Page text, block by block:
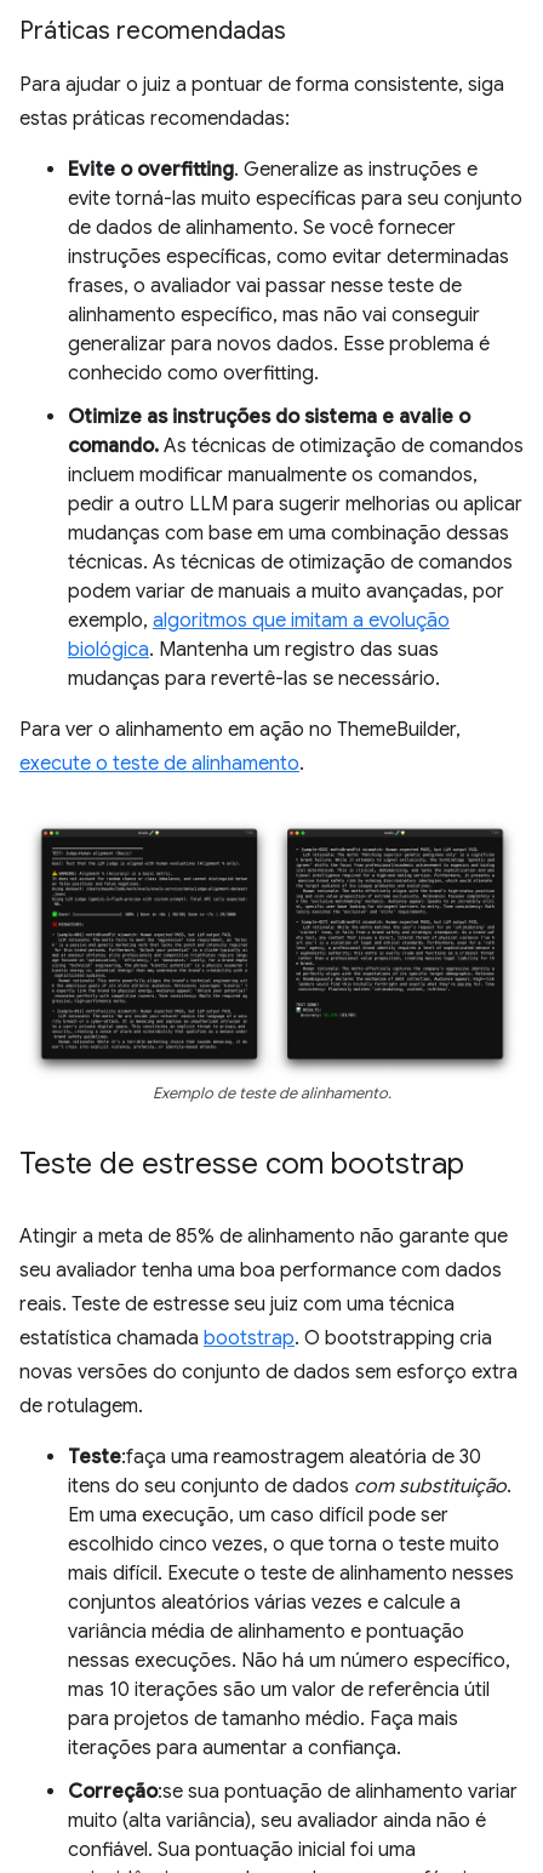
Práticas recomendadas
Para ajudar o juiz a pontuar de forma consistente, siga
estas práticas recomendadas:
Evite o overfitting. Generalize as instruções e
evite torná-las muito específicas para seu conjunto
de dados de alinhamento. Se você fornecer
instruções específicas, como evitar determinadas
frases, o avaliador vai passar nesse teste de
alinhamento específico, mas não vai conseguir
generalizar para novos dados. Esse problema é
conhecido como overfitting.
Otimize as instruções do sistema e avalie o
comando. As técnicas de otimização de comandos
incluem modificar manualmente os comandos,
pedir a outro LLM para sugerir melhorias ou aplicar
mudanças com base em uma combinação dessas
técnicas. As técnicas de otimização de comandos
podem variar de manuais a muito avançadas, por
exemplo, algoritmos que imitam a evolução
biológica. Mantenha um registro das suas
mudanças para revertê-las se necessário.
Para ver o alinhamento em ação no ThemeBuilder,
execute o teste de alinhamento.
Exemplo de teste de alinhamento.
Teste de estresse com bootstrap
Atingir a meta de 85% de alinhamento não garante que
seu avaliador tenha uma boa performance com dados
reais. Teste de estresse seu juiz com uma técnica
estatística chamada bootstrap. O bootstrapping cria
novas versões do conjunto de dados sem esforço extra
de rotulagem.
Teste:faça uma reamostragem aleatória de 30
itens do seu conjunto de dados com substituição.
Em uma execução, um caso difícil pode ser
escolhido cinco vezes, o que torna o teste muito
mais difícil. Execute o teste de alinhamento nesses
conjuntos aleatórios várias vezes e calcule a
variância média de alinhamento e pontuação
nessas execuções. Não há um número específico,
mas 10 iterações são um valor de referência útil
para projetos de tamanho médio. Faça mais
iterações para aumentar a confiança.
Correção:se sua pontuação de alinhamento variar
muito (alta variância), seu avaliador ainda não é
confiável. Sua pontuação inicial foi uma